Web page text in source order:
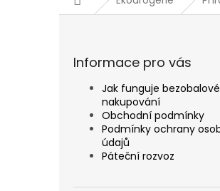
Informace pro vás
Jak funguje bezobalové
nakupování
Obchodní podmínky
Podmínky ochrany
údajů
Páteční rozvoz